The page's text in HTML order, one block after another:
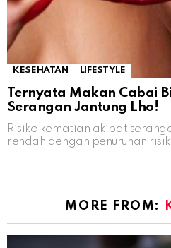
KESEHATAN LIFESTYLE
Ternyata Makan Cabai
Serangan Jantung Lho!
Risiko kematian akibat
rendah dengan penurunan
MORE FROM: